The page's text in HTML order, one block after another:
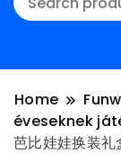
Home
éveseknek
芭比娃娃换装礼